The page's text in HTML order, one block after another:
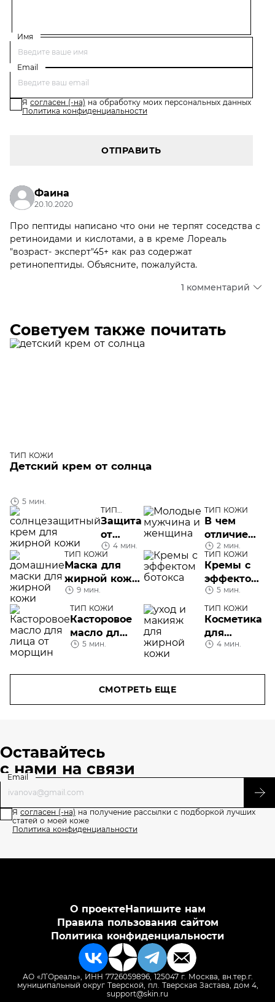
Имя
Email
Я согласен (-на) на обработку моих персональных данных
Политика конфиденциальности
ОТПРАВИТЬ
Фаина
20.10.2020
Про пептиды написано что они не терпят соседства с
ретиноидами и кислотами, а в креме Лореаль
"возраст- эксперт"45+ как раз содержат
ретинопептиды. Объясните, пожалуйста.
1 комментарий
Советуем также почитать
ТИП КОЖИ
Детский крем от солнца
5 мин.
ТИП
КОЖИ
Защита
от
солнца
для
жирной
4 мин.
ТИП КОЖИ
В чем
отличие
мужской
кожи от
женской
2 мин.
ТИП КОЖИ
Маска для
жирной кожи
лица:
домашнего
приготовления
или готовые
средства?
9 мин.
ТИП КОЖИ
Кремы с
эффектом
ботокса:
что это и
как их
применять
5 мин.
ТИП КОЖИ
Касторовое
масло для
лица от
5 мин.
ТИП КОЖИ
Косметика
для
жирной
и макияж
4 мин.
СМОТРЕТЬ ЕЩЕ
Оставайтесь
с нами на связи
Email
Я согласен (-на) на получение рассылки с подборкой лучших
статей о моей коже
Политика конфиденциальности
О проектеНапишите нам
Правила пользования сайтом
Политика конфиденциальности
АО «Л’Ореаль», ИНН 7726059896, 125047 г. Москва, вн.тер.г.
муниципальный округ Тверской, пл. Тверская Застава, дом 4,
support@skin.ru